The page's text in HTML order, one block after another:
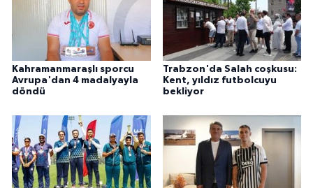
Kahramanmaraşlı sporcu
Avrupa'dan 4 madalyayla
döndü
Trabzon'da Salah coşkusu:
Kent, yıldız futbolcuyu
bekliyor